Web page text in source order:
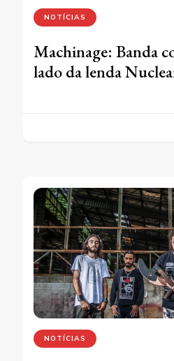
NOTÍCIAS
Machinage: Banda
lado da lenda
NOTÍCIAS